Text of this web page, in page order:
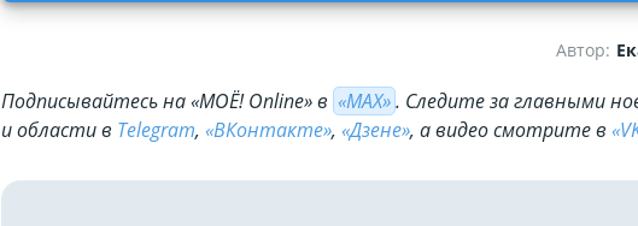
Автор:
Подписывайтесь на «МОЁ! Online» в «МАХ». Cледите за главными
и области в Telegram, «ВКонтакте», «Дзене», а видео смотрите в